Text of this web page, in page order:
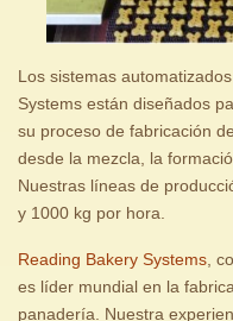
Los sistemas
Systems están diseñados
su proceso de fabricación
desde la mezcla, la
Nuestras líneas de
y 1000 kg por hora.
Reading Bakery Systems ,
es líder mundial en la
panadería. Nuestra